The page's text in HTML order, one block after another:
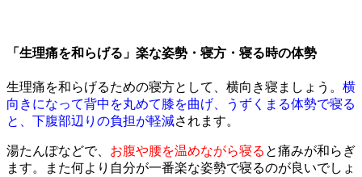
「生理痛を和らげる」楽な姿勢・寝方・寝る時の体勢
生理痛を和らげるための寝方として、横向き寝ましょう。 横
向きになって背中を丸めて膝を曲げ、うずくまる体勢で寝る
と、下腹部辺りの負担が軽減されます。
湯たんぽなどで、 お腹や腰を温めながら寝る と痛みが和らぎ
ます。また何より自分が一番楽な姿勢で寝るのが良いでしょ